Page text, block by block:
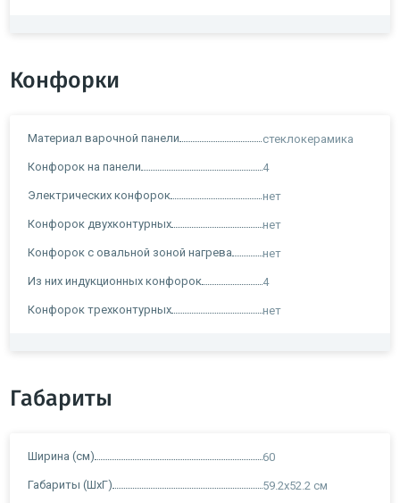
Конфорки
Материал варочной панели стеклокерамика
Конфорок на панели 4
Электрических конфорок нет
Конфорок двухконтурных нет
Конфорок с овальной зоной нагрева нет
Из них индукционных конфорок 4
Конфорок трехконтурных нет
Габариты
Ширина (см) 60
Габариты (ШхГ) 59.2х52.2 см